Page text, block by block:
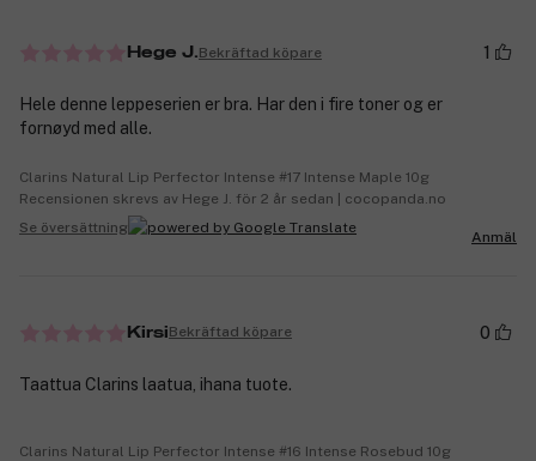
Hege J.Bekräftad köpare 1
Hele denne leppeserien er bra. Har den i fire toner og er
fornøyd med alle.
Clarins Natural Lip Perfector Intense #17 Intense Maple 10g
Recensionen skrevs av Hege J. för 2 år sedan | cocopanda.no
Se översättning
Anmäl
KirsiBekräftad köpare 0
Taattua Clarins laatua, ihana tuote.
Clarins Natural Lip Perfector Intense #16 Intense Rosebud 10g